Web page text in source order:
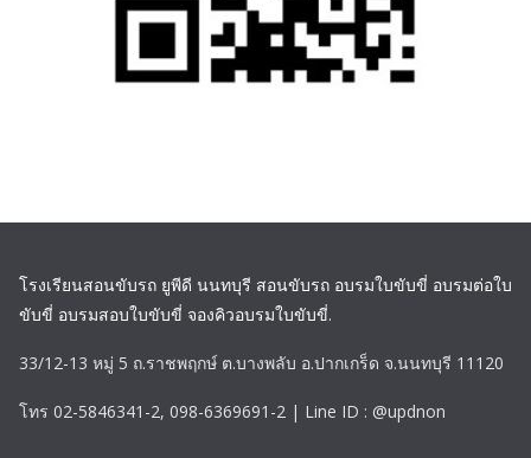
โรงเรียนสอนขับรถ ยูพีดี นนทบุรี สอนขับรถ อบรมใบขับขี่ อบรมต่อใบ
ขับขี่ อบรมสอบใบขับขี่ จองคิวอบรมใบขับขี่.
33/12-13 หมู่ 5 ถ.ราชพฤกษ์ ต.บางพลับ อ.ปากเกร็ด จ.นนทบุรี 11120
โทร 02-5846341-2, 098-6369691-2 | Line ID : @updnon